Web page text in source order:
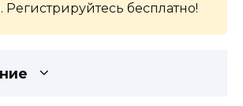
бесплатно!